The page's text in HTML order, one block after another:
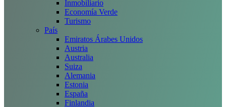
Inmobiliario
Economía Verde
Turismo
País
Emiratos Árabes Unidos
Austria
Australia
Suiza
Alemania
Estonia
España
Finlandia